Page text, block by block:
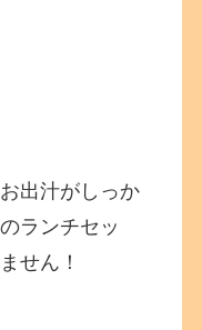
出汁がしっか
ランチセッ
せん！